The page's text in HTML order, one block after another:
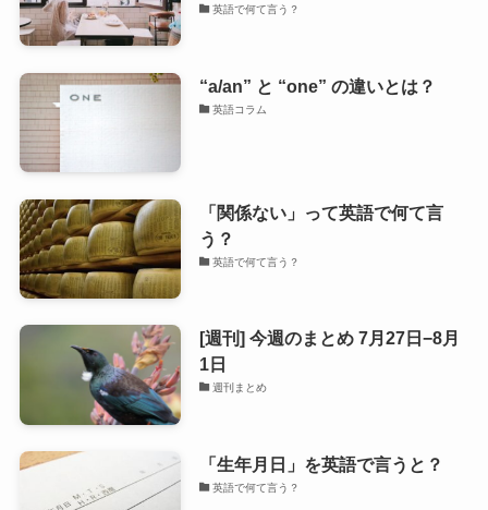
英語で何て言う？
“a/an” と “one” の違いとは？
英語コラム
「関係ない」って英語で何て言
う？
英語で何て言う？
[週刊] 今週のまとめ 7月27日−8月
1日
週刊まとめ
「生年月日」を英語で言うと？
英語で何て言う？